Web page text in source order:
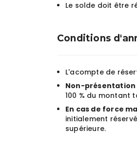
Le solde doit être
Conditions
L'acompte de
Non-présentation
100 % du montant
En cas de force
initialement
supérieure.